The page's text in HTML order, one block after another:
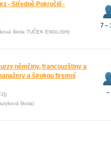
- Středně Pokročilí -
škola TUČEK ENGLISH)
7 –
němčiny, francouzštiny a
a širokou firemní
škola)
–